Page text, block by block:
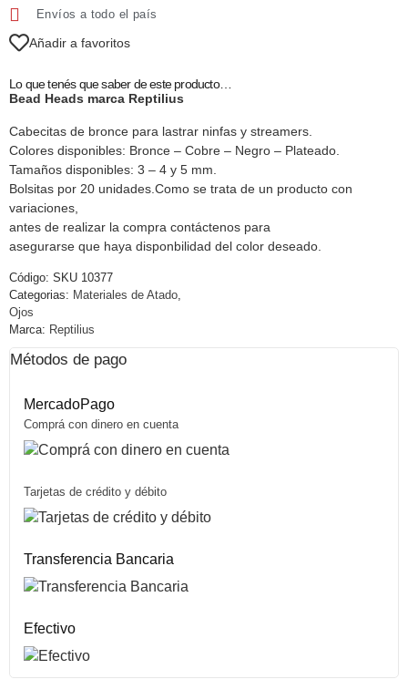
Envíos a todo el país
Añadir a favoritos
Lo que tenés que saber de este producto…
Bead Heads marca Reptilius
Cabecitas de bronce para lastrar ninfas y streamers.
Colores disponibles: Bronce – Cobre – Negro – Plateado.
Tamaños disponibles: 3 – 4 y 5 mm.
Bolsitas por 20 unidades.Como se trata de un producto con
variaciones,
antes de realizar la compra contáctenos para
asegurarse que haya disponbilidad del color deseado.
Código: SKU 10377
Categorias: Materiales de Atado
Ojos
Marca: Reptilius
Métodos de pago
MercadoPago
Comprá con dinero en cuenta
Tarjetas de crédito y débito
Transferencia Bancaria
Efectivo